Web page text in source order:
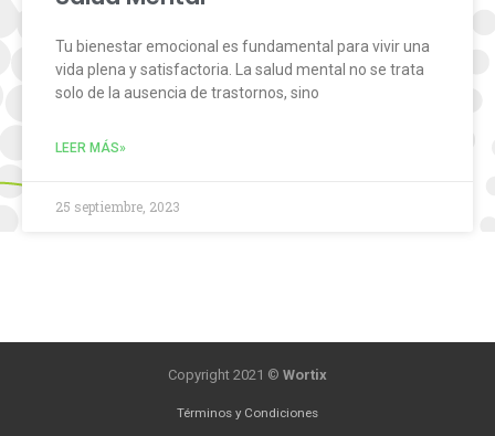
Tu bienestar emocional es fundamental para vivir una
vida plena y satisfactoria. La salud mental no se trata
solo de la ausencia de trastornos, sino
LEER MÁS»
25 septiembre, 2023
Copyright 2021 © Wortix
Términos y Condiciones